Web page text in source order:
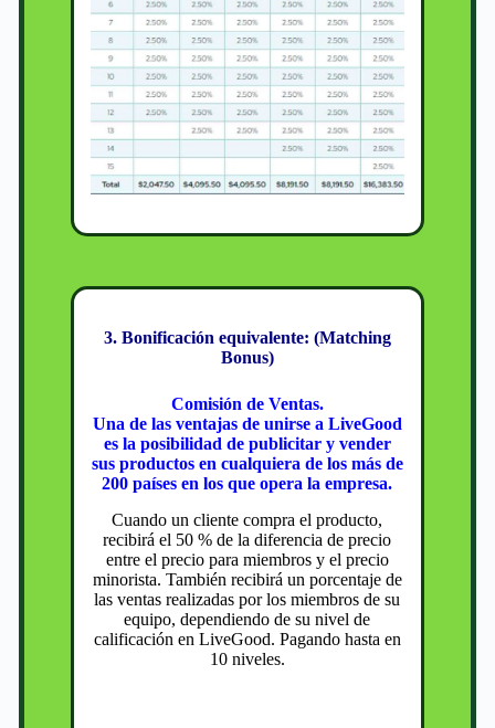
3. Bonificación equivalente: (Matching
Bonus)
Comisión de Ventas.
Una de las ventajas de unirse a LiveGood
es la posibilidad de publicitar y vender
sus productos en cualquiera de los más de
200 países en los que opera la empresa.
Cuando un cliente compra el producto,
recibirá el 50 % de la diferencia de precio
entre el precio para miembros y el precio
minorista. También recibirá un porcentaje de
las ventas realizadas por los miembros de su
equipo, dependiendo de su nivel de
calificación en LiveGood. Pagando hasta en
10 niveles.